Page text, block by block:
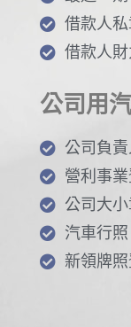
借款人私
借款人財
公司用
公司負
營利事
公司大
汽車行照
新領牌